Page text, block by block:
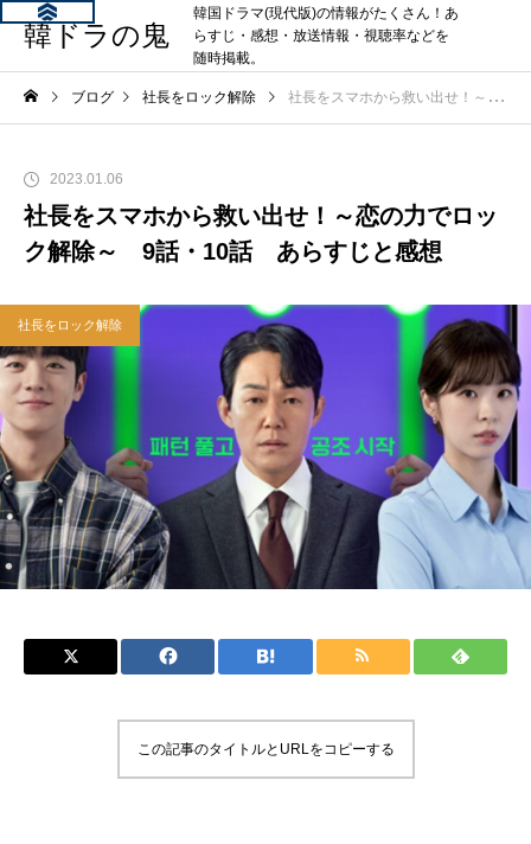
韓ドラの鬼
韓国ドラマ(現代版)の情報がたくさん！あ
らすじ・感想・放送情報・視聴率などを
随時掲載。
ブログ 社長をロック解除 社長をスマホから救い出せ！～恋の力でロック解除～ 9話・10話 あらすじと感想
2023.01.06
社長をスマホから救い出せ！～恋の力でロッ
ク解除～ 9話・10話 あらすじと感想
社長をロック解除
この記事のタイトルとURLをコピーする